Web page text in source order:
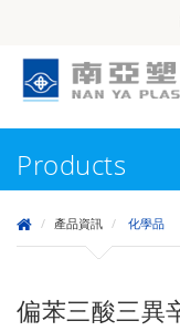
Products
產品資訊 化學品
偏苯三酸三異